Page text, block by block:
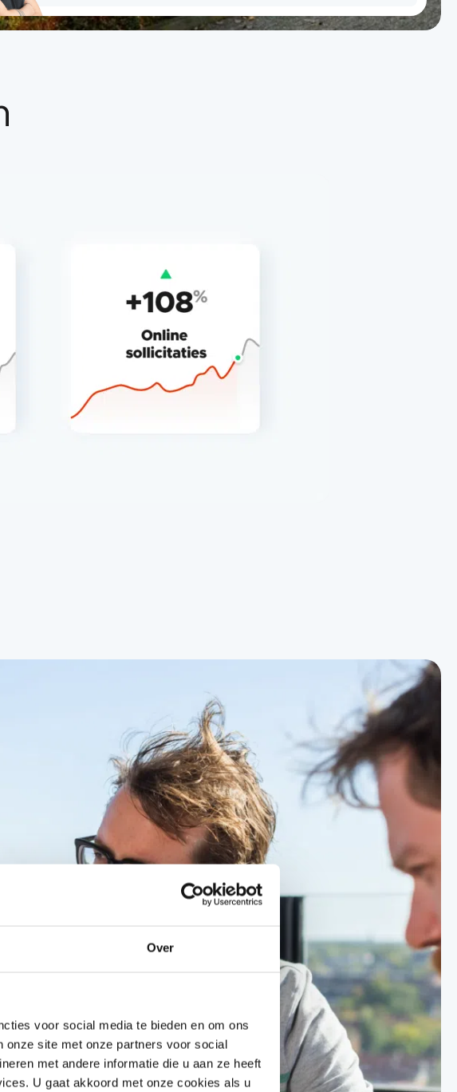
Over
voor social media te bieden en om ons
onze site met onze partners voor social
met andere informatie die u aan ze heeft
U gaat akkoord met onze cookies als u